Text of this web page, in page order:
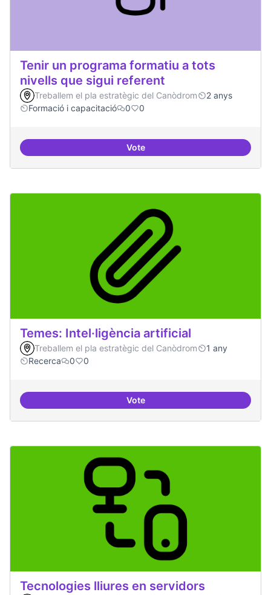
Tenir un programa formatiu a tots
nivells que sigui referent
Treballem el pla estratègic del Canòdrom
2 anys
Formació i capacitació
0 0
VoteTenir un programa formatiu a
Temes: Intel·ligència artificial
Treballem el pla estratègic del Canòdrom
1 any
Recerca
0 0
VoteTemes: Intel·ligència artificial
Tecnologies lliures en servidors